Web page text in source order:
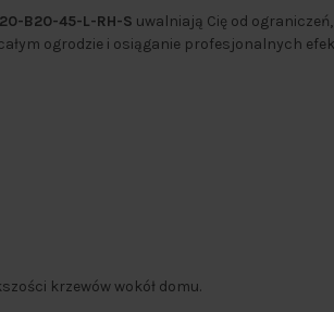
B20-45-L-RH-S uwalniają Cię od
ogrodzie i osiąganie profesjonalnych
krzewów wokół domu.